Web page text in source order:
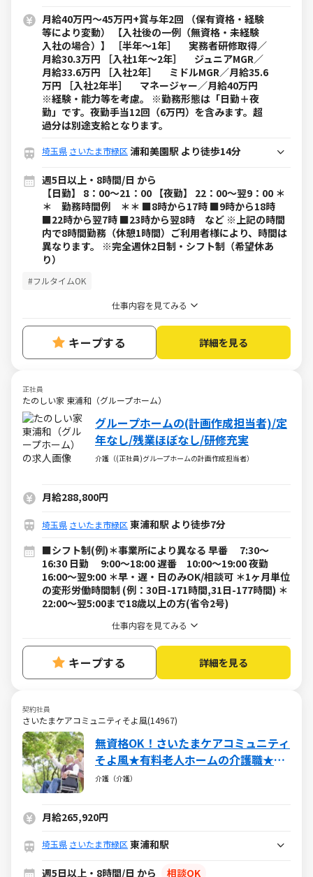
月給40万円～45万円+賞与年2回 （保有資格・経験
等により変動） 【入社後の一例（無資格・未経験
入社の場合）】 ［半年～1年］ 実務者研修取得／
月給30.3万円 ［入社1年～2年］ ジュニアMGR／
月給33.6万円 ［入社2年］ ミドルMGR／月給35.6
万円 ［入社2年半］ マネージャー／月給40万円
※経験・能力等を考慮。 ※勤務形態は「日勤＋夜
勤」です。夜勤手当12回（6万円）を含みます。超
過分は別途支給となります。
埼玉県 さいたま市緑区 浦和美園駅 より徒歩14分
週5日以上・8時間/日 から
【日勤】 8：00～21：00 【夜勤】 22：00～翌9：00 ＊
＊ 勤務時間例 ＊＊ ■8時から17時 ■9時から18時
■22時から翌7時 ■23時から翌8時 など ※上記の時間
内で8時間勤務（休憩1時間）ご利用者様により、時間は
異なります。 ※完全週休2日制・シフト制（希望休あ
り）
#フルタイムOK
仕事内容を見てみる
キープする 詳細を見る
正社員
たのしい家 東浦和（グループホーム）
グループホームの(計画作成担当者)/定
年なし/残業ほぼなし/研修充実
介護（(正社員)グループホームの計画作成担当者）
月給288,800円
埼玉県 さいたま市緑区 東浦和駅 より徒歩7分
■シフト制(例)＊事業所により異なる 早番 7:30～
16:30 日勤 9:00～18:00 遅番 10:00～19:00 夜勤
16:00～翌9:00 ＊早・遅・日のみOK/相談可 ＊1ヶ月単位
の変形労働時間制 (例：30日-171時間,31日-177時間) ＊
22:00～翌5:00まで18歳以上の方(省令2号)
仕事内容を見てみる
キープする 詳細を見る
契約社員
さいたまケアコミュニティそよ風(14967)
無資格OK！さいたまケアコミュニティ
そよ風★有料老人ホームの介護職★ブ
ランクOK・社保完備・各種手当あり
介護（介護）
月給265,920円
埼玉県 さいたま市緑区 東浦和駅
週5日以上・8時間/日 から 相談OK